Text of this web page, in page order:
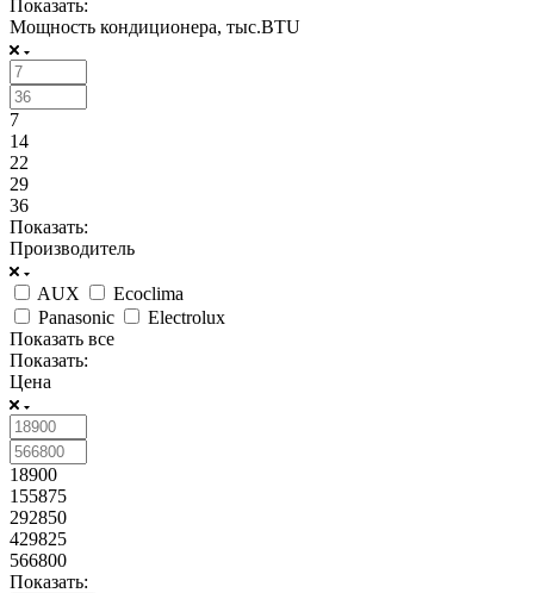
Показать:
Мощность кондиционера, тыс.BTU
7
14
22
29
36
Показать:
Производитель
AUX
Ecoclima
Panasonic
Electrolux
Показать все
Показать:
Цена
18900
155875
292850
429825
566800
Показать: